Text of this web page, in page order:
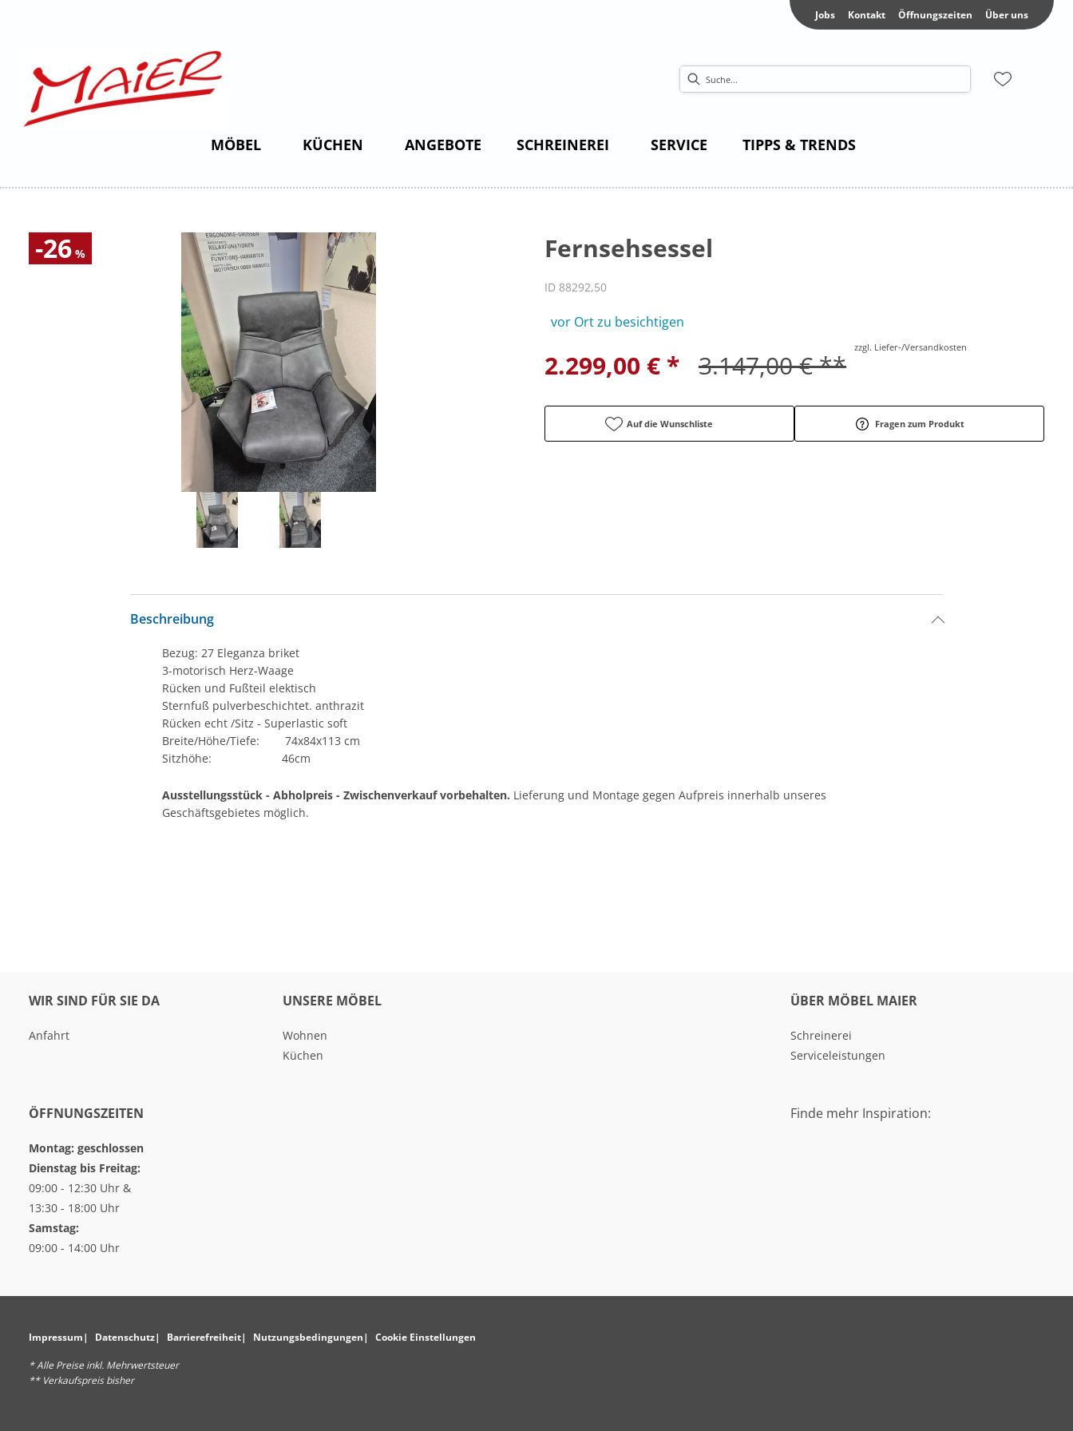
Jobs Kontakt Öffnungszeiten Über uns
MÖBEL KÜCHEN ANGEBOTE SCHREINEREI SERVICE TIPPS & TRENDS
-26 % Fernsehsessel
ID 88292,50
vor Ort zu besichtigen
2.299,00 € * 3.147,00 € **
zzgl. Liefer-/Versandkosten
Auf die Wunschliste Fragen zum Produkt
Beschreibung
Bezug: 27 Eleganza briket
3-motorisch Herz-Waage
Rücken und Fußteil elektisch
Sternfuß pulverbeschichtet. anthrazit
Rücken echt /Sitz - Superlastic soft
Breite/Höhe/Tiefe: 74x84x113 cm
Sitzhöhe: 46cm
Ausstellungsstück - Abholpreis - Zwischenverkauf vorbehalten. Lieferung und Montage gegen Aufpreis innerhalb unseres
Geschäftsgebietes möglich.
WIR SIND FÜR SIE DA
Anfahrt
UNSERE MÖBEL
Wohnen
Küchen
ÜBER MÖBEL MAIER
Schreinerei
Serviceleistungen
ÖFFNUNGSZEITEN
Montag: geschlossen
Dienstag bis Freitag:
09:00 - 12:30 Uhr &
13:30 - 18:00 Uhr
Samstag:
09:00 - 14:00 Uhr
Finde mehr Inspiration:
Impressum Datenschutz Barrierefreiheit Nutzungsbedingungen Cookie Einstellungen
* Alle Preise inkl. Mehrwertsteuer
** Verkaufspreis bisher